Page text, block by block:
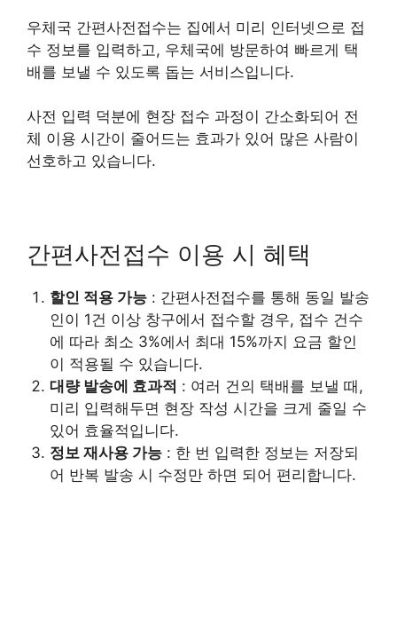
우체국 간편사전접수는 집에서 미리 인터넷으로 접
수 정보를 입력하고, 우체국에 방문하여 빠르게 택
배를 보낼 수 있도록 돕는 서비스입니다.
사전 입력 덕분에 현장 접수 과정이 간소화되어 전
체 이용 시간이 줄어드는 효과가 있어 많은 사람이
선호하고 있습니다.
간편사전접수 이용 시 혜택
할인 적용 가능: 간편사전접수를 통해 동일 발송
인이 1건 이상 창구에서 접수할 경우, 접수 건수
에 따라 최소 3%에서 최대 15%까지 요금 할인
이 적용될 수 있습니다.
대량 발송에 효과적 : 여러 건의 택배를 보낼 때,
미리 입력해두면 현장 작성 시간을 크게 줄일 수
있어 효율적입니다.
정보 재사용 가능: 한 번 입력한 정보는 저장되
어 반복 발송 시 수정만 하면 되어 편리합니다.